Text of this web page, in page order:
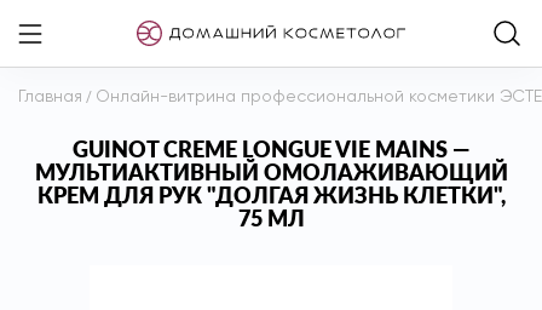
Главная / Онлайн-витрина профессиональной косметики
GUINOT CREME LONGUE VIE MAINS —
МУЛЬТИАКТИВНЫЙ ОМОЛАЖИВАЮЩИЙ
КРЕМ ДЛЯ РУК "ДОЛГАЯ ЖИЗНЬ КЛЕТКИ",
75 МЛ